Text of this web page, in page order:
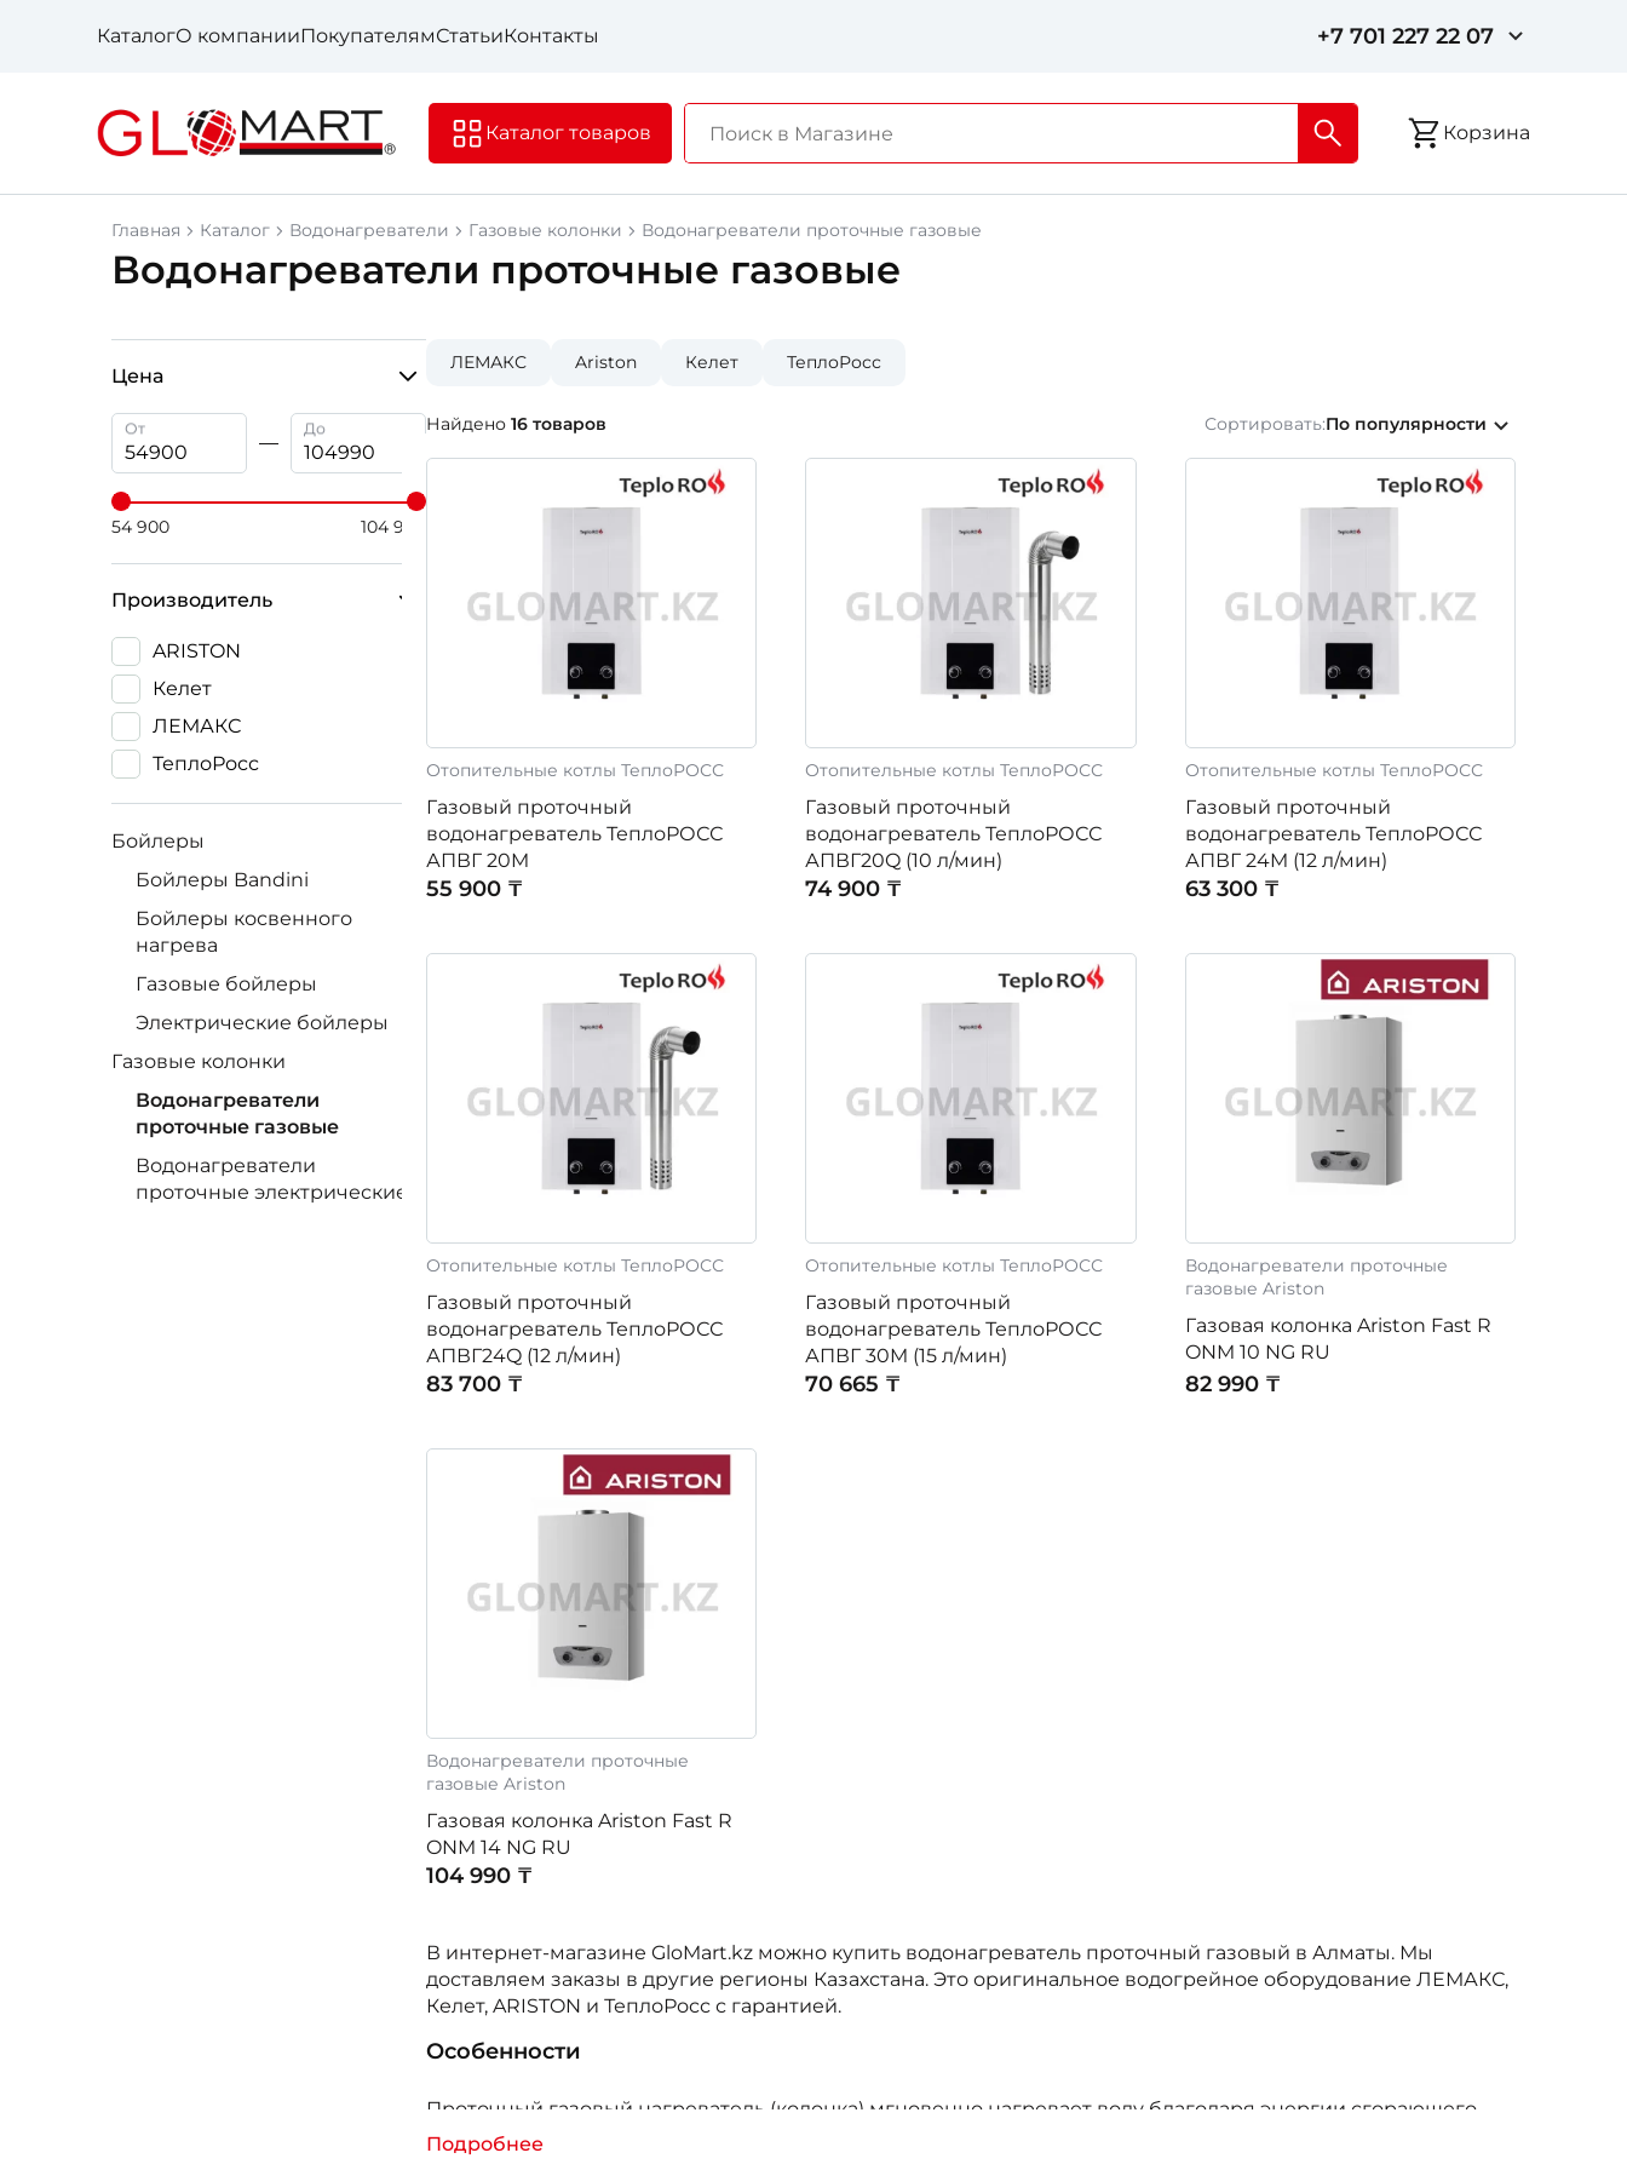
КаталогО компанииПокупателямСтатьиКонтакты +7 701 227 22 07
Каталог товаров Корзина
Главная Каталог Водонагреватели Газовые колонки Водонагреватели проточные газовые
Водонагреватели проточные газовые
Цена
От До
54 900 104 990
Производитель
ARISTON
Келет
ЛЕМАКС
ТеплоРосс
Бойлеры
Бойлеры Bandini
Бойлеры косвенного
нагрева
Газовые бойлеры
Электрические бойлеры
Газовые колонки
Водонагреватели
проточные газовые
Водонагреватели
проточные электрические
ЛЕМАКС Ariston Келет ТеплоРосс
Найдено 16 товаров Сортировать:По популярности
Отопительные котлы ТеплоРОСС
Газовый проточный
водонагреватель ТеплоРОСС
АПВГ 20M
55 900 ₸
Отопительные котлы ТеплоРОСС
Газовый проточный
водонагреватель ТеплоРОСС
АПВГ20Q (10 л/мин)
74 900 ₸
Отопительные котлы ТеплоРОСС
Газовый проточный
водонагреватель ТеплоРОСС
АПВГ 24M (12 л/мин)
63 300 ₸
Отопительные котлы ТеплоРОСС
Газовый проточный
водонагреватель ТеплоРОСС
АПВГ24Q (12 л/мин)
83 700 ₸
Отопительные котлы ТеплоРОСС
Газовый проточный
водонагреватель ТеплоРОСС
АПВГ 30M (15 л/мин)
70 665 ₸
Водонагреватели проточные
газовые Ariston
Газовая колонка Ariston Fast R
ONM 10 NG RU
82 990 ₸
Водонагреватели проточные
газовые Ariston
Газовая колонка Ariston Fast R
ONM 14 NG RU
104 990 ₸
В интернет-магазине GloMart.kz можно купить водонагреватель проточный газовый в Алматы. Мы
доставляем заказы в другие регионы Казахстана. Это оригинальное водогрейное оборудование ЛЕМАКС,
Келет, ARISTON и ТеплоРосс с гарантией.
Особенности
Проточный газовый нагреватель (колонка) мгновенно нагревает воду благодаря энергии сгорающего
газа. Техника подходит для жилых, хозяйственных и промышленных помещений. Работает на
магистральном или на сжиженном (в баллонах) газу.
Подробнее